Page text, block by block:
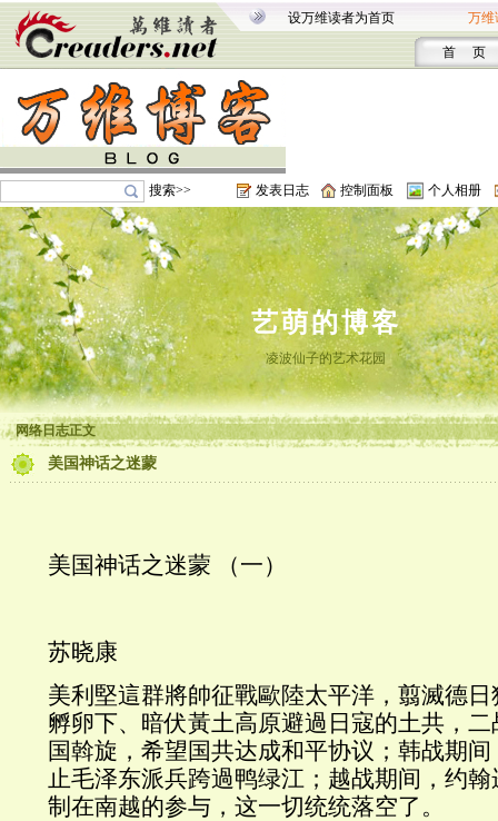
设万维读者为首页 万维
首 页
搜索>> 发表日志 控制面板 个人相册
艺萌的博客
凌波仙子的艺术花园
网络日志正文
美国神话之迷蒙
美国神话之迷蒙 （一）
苏晓康
美利堅這群將帥征戰歐陸太平洋，翦滅德
孵卵下、暗伏黃土高原避過日寇的土共，
国斡旋，希望国共达成和平协议；韩战期
止毛泽东派兵跨過鸭绿江；越战期间，约
制在南越的参与，这一切统统落空了。